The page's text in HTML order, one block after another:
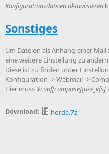
Konfigurationsdateien aktualisieren
Sonstiges
Um Dateien als Anhang einer
eine weitere Einstellung zu
Diese ist zu finden unter
Konfiguration -> Webmail ->
Hier muss$conf[compose][use_vfs]
Download:
horde.7z